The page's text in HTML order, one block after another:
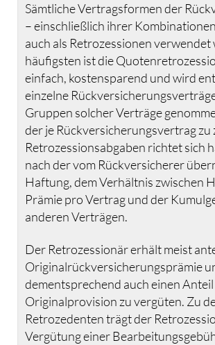
Sämtliche Vertragsformen der
– einschließlich ihrer
auch als Retrozessionen verwendet
häufigsten ist die
einfach, kostensparend und wird
einzelne
Gruppen solcher Verträge
der je Rückversicherungsvertrag zu
Retrozessionsabgaben richtet sich
nach der vom Rückversicherer
Haftung, dem Verhältnis zwischen
Prämie pro Vertrag und der
anderen Verträgen.
Der Retrozessionär erhält meist
Originalrückversicherungsprämie
dementsprechend auch einen
Originalprovision zu vergüten. Zu
Retrozedenten trägt der
Vergütung einer